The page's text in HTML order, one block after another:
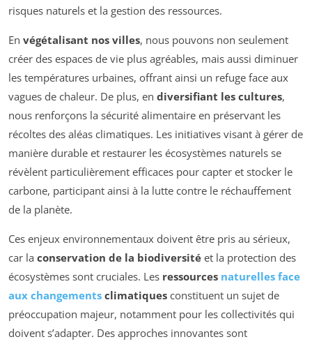
risques naturels et la gestion des ressources.
En végétalisant nos villes, nous pouvons non seulement
créer des espaces de vie plus agréables, mais aussi diminuer
les températures urbaines, offrant ainsi un refuge face aux
vagues de chaleur. De plus, en diversifiant les cultures,
nous renforçons la sécurité alimentaire en préservant les
récoltes des aléas climatiques. Les initiatives visant à gérer de
manière durable et restaurer les écosystèmes naturels se
révèlent particulièrement efficaces pour capter et stocker le
carbone, participant ainsi à la lutte contre le réchauffement
de la planète.
Ces enjeux environnementaux doivent être pris au sérieux,
car la conservation de la biodiversité et la protection des
écosystèmes sont cruciales. Les ressources naturelles face
aux changements climatiques constituent un sujet de
préoccupation majeur, notamment pour les collectivités qui
doivent s’adapter. Des approches innovantes sont